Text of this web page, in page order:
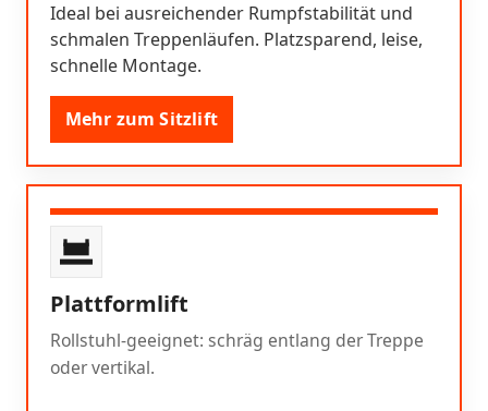
Ideal bei ausreichender Rumpfstabilität und
schmalen Treppenläufen. Platzsparend, leise,
schnelle Montage.
Mehr zum Sitzlift
Plattformlift
Rollstuhl-geeignet: schräg entlang der Treppe
oder vertikal.